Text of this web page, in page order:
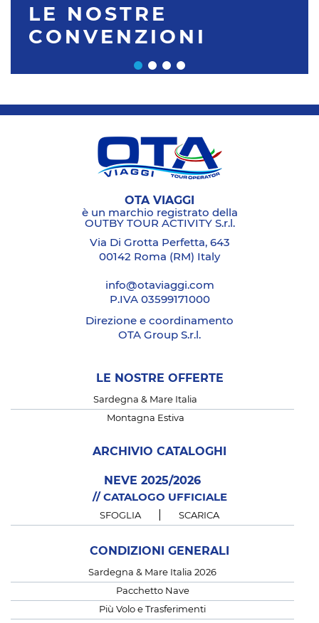
LE NOSTRE
CONVENZIONI
OTA VIAGGI
è un marchio registrato della
OUTBY TOUR ACTIVITY S.r.l.
Via Di Grotta Perfetta, 643
00142 Roma (RM) Italy
info@otaviaggi.com
P.IVA 03599171000
Direzione e coordinamento
OTA Group S.r.l.
LE NOSTRE OFFERTE
Sardegna & Mare Italia
Montagna Estiva
ARCHIVIO CATALOGHI
NEVE 2025/2026
// CATALOGO UFFICIALE
SFOGLIA SCARICA
CONDIZIONI GENERALI
Sardegna & Mare Italia 2026
Pacchetto Nave
Più Volo e Trasferimenti